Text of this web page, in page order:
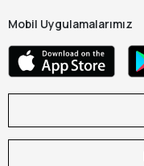
Mobil Uygulamalarımız